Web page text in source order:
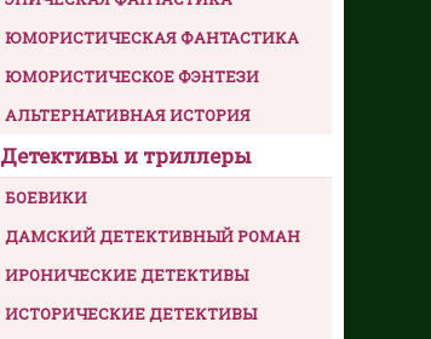
ЮМОРИСТИЧЕСКАЯ ФАНТАСТИКА
ЮМОРИСТИЧЕСКОЕ ФЭНТЕЗИ
АЛЬТЕРНАТИВНАЯ ИСТОРИЯ
Детективы и триллеры
БОЕВИКИ
ДАМСКИЙ ДЕТЕКТИВНЫЙ РОМАН
ИРОНИЧЕСКИЕ ДЕТЕКТИВЫ
ИСТОРИЧЕСКИЕ ДЕТЕКТИВЫ